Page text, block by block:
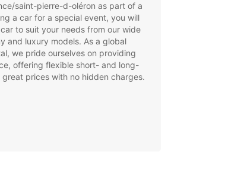
saint-pierre-d-oléron as part of a
a car for a special event, you will
to suit your needs from our wide
and luxury models. As a global
we pride ourselves on providing
offering flexible short- and long-
prices with no hidden charges.